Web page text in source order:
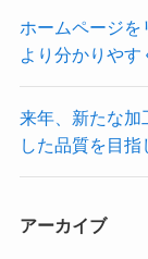
ホームページを
より分かりやす
来年、新たな加
した品質を目指
アーカイブ